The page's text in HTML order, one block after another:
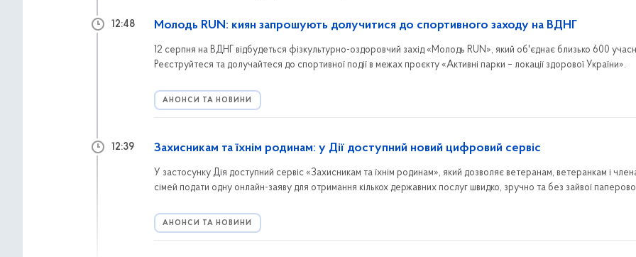
Молодь RUN: киян запрошують долучитися до спортивного заходу на ВДНГ
12 серпня на ВДНГ відбудеться фізкультурно-оздоровчий захід «Молодь RUN», який об'єднає близько 600
Реєструйтеся та долучайтеся до спортивної події в межах проєкту «Активні парки – локації здорової України».
АНОНСИ ТА НОВИНИ
12:48
Захисникам та їхнім родинам: у Дії доступний новий цифровий сервіс
У застосунку Дія доступний сервіс «Захисникам та їхнім родинам», який дозволяє ветеранам, ветеранкам і
сімей подати одну онлайн-заяву для отримання кількох державних послуг швидко, зручно та без зайвої
АНОНСИ ТА НОВИНИ
12:39